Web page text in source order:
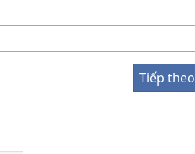
Tiếp theo